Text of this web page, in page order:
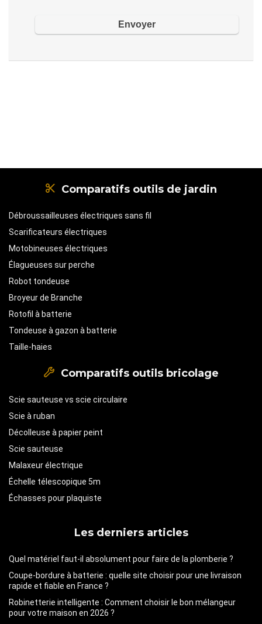
Comparatifs outils de jardin
Débroussailleuses électriques sans fil
Scarificateurs électriques
Motobineuses électriques
Élagueuses sur perche
Robot tondeuse
Broyeur de Branche
Rotofil à batterie
Tondeuse à gazon à batterie
Taille-haies
Comparatifs outils bricolage
Scie sauteuse vs scie circulaire
Scie à ruban
Décolleuse à papier peint
Scie sauteuse
Malaxeur électrique
Échelle télescopique 5m
Échasses pour plaquiste
Les derniers articles
Quel matériel faut-il absolument pour faire de la plomberie ?
Coupe-bordure à batterie : quelle site choisir pour une livraison
rapide et fiable en France ?
Robinetterie intelligente : Comment choisir le bon mélangeur
pour votre maison en 2026 ?